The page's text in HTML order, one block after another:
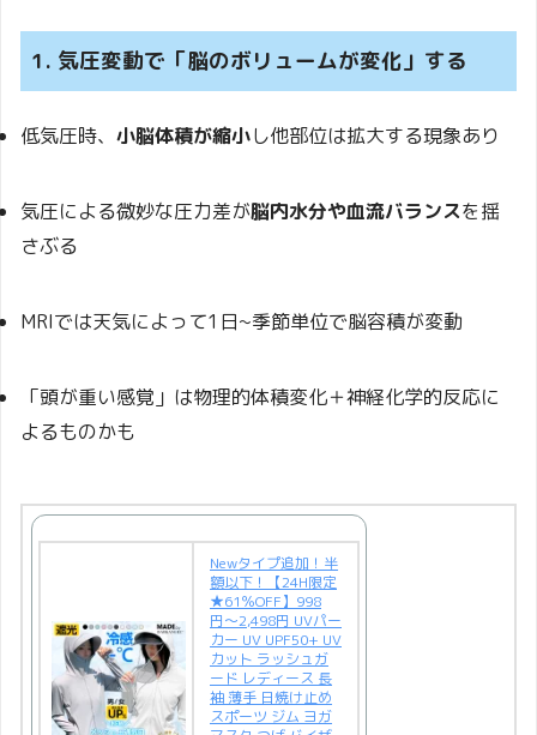
1. 気圧変動で「脳のボリュームが変化」する
低気圧時、 小脳体積が縮小し他部位は拡大する現象あり
気圧による微妙な圧力差が脳内水分や血流バランスを揺
さぶる
MRIでは天気によって1日~季節単位で脳容積が変動
「頭が重い感覚」は物理的体積変化＋神経化学的反応に
よるものかも
Newタイプ追加！半
額以下！【24H限定
★61％OFF】998
円〜2,498円 UVパー
カー UV UPF50+ UV
カット ラッシュガ
ード レディース 長
袖 薄手 日焼け止め
スポーツ ジム ヨガ